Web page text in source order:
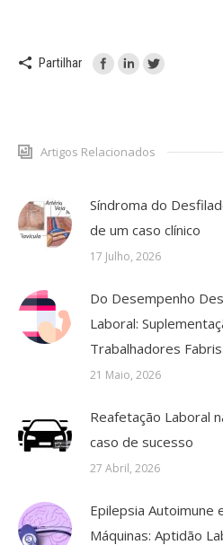
Partilhar
Artigos Relacionados
Síndroma do
de um caso clínico
17 Julho, 2026
Do Desempenho
Laboral:
Trabalhadores Fabris
21 Maio, 2026
Reafetação Laboral
caso de sucesso
27 Abril, 2026
Epilepsia Autoimune
Máquinas: Aptidão